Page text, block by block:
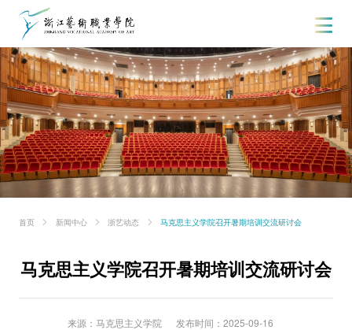
首页 新闻中心 浙艺动态 马克思主义学院召开暑期培训交流研讨会
马克思主义学院召开暑期培训交流研讨会
来源：马克思主义学院 发布时间：2025-09-16